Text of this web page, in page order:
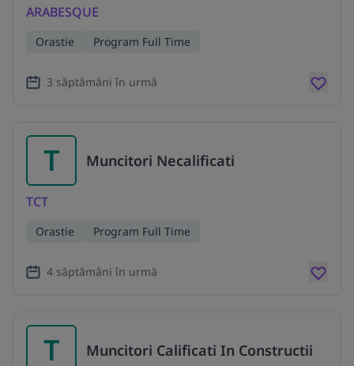
ARABESQUE
Orastie Program Full Time
3 săptămâni în urmă
T Muncitori Necalificati
TCT
Orastie Program Full Time
4 săptămâni în urmă
T Muncitori Calificati In Constructii